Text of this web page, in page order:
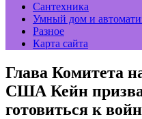
Сантехника
Умный дом и
Разное
Карта сайта
Глава Комитета
США Кейн
готовиться к